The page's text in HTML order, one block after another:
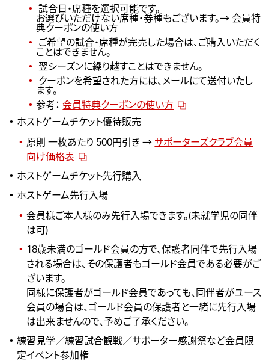
試合日・席種を選択可能です。
お選びいただけない席種・券種もございます。→ 会員特
典クーポンの使い方
ご希望の試合・席種が完売した場合は、ご購入いただく
ことはできません。
翌シーズンに繰り越すことはできません。
クーポンを希望された方には、メールにて送付いたし
ます。
参考：会員特典クーポンの使い方
ホストゲームチケット優待販売
原則 一枚あたり 500円引き → サポーターズクラブ会員
向け価格表
ホストゲームチケット先行購入
ホストゲーム先行入場
会員様ご本人様のみ先行入場できます。(未就学児の同伴
は可)
18歳未満のゴールド会員の方で、保護者同伴で先行入場
される場合は、その保護者もゴールド会員である必要がご
ざいます。
同様に保護者がゴールド会員であっても、同伴者がユース
会員の場合は、ゴールド会員の保護者と一緒に先行入場
は出来ませんので、予めご了承ください。
練習見学／練習試合観戦／サポーター感謝祭など会員限
定イベント参加権